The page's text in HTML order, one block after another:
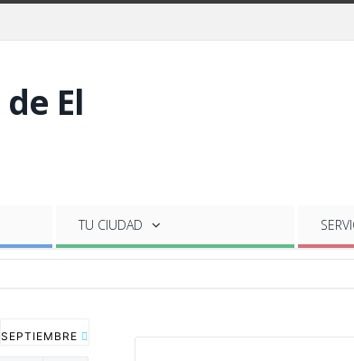
TU CIUDAD
SEPTIEMBRE